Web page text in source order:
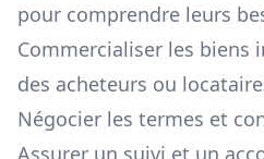
pour comprendre leurs
Commercialiser les biens
des acheteurs ou
Négocier les termes et